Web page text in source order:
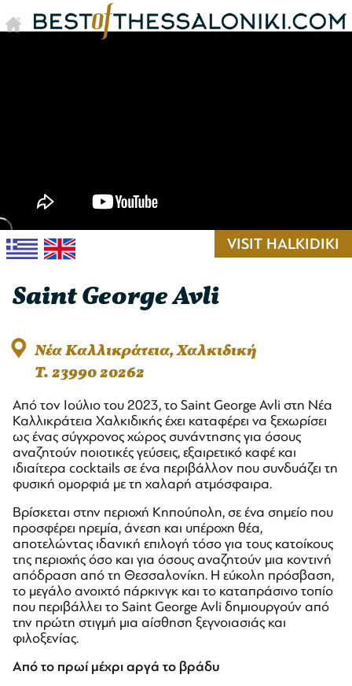
VISIT HALKIDIKI
Saint George Avli
Νέα Καλλικράτεια, Χαλκιδική
T. 23990 20262
Από τον Ιούλιο του 2023, το Saint George Avli στη Νέα
Καλλικράτεια Χαλκιδικής έχει καταφέρει να ξεχωρίσει
ως ένας σύγχρονος χώρος συνάντησης για όσους
αναζητούν ποιοτικές γεύσεις, εξαιρετικό καφέ και
ιδιαίτερα cocktails σε ένα περιβάλλον που συνδυάζει τη
φυσική ομορφιά με τη χαλαρή ατμόσφαιρα.
Βρίσκεται στην περιοχή Κηπούπολη, σε ένα σημείο που
προσφέρει ηρεμία, άνεση και υπέροχη θέα,
αποτελώντας ιδανική επιλογή τόσο για τους κατοίκους
της περιοχής όσο και για όσους αναζητούν μια κοντινή
απόδραση από τη Θεσσαλονίκη. Η εύκολη πρόσβαση,
το μεγάλο ανοιχτό πάρκινγκ και το καταπράσινο τοπίο
που περιβάλλει το Saint George Avli δημιουργούν από
την πρώτη στιγμή μια αίσθηση ξεγνοιασιάς και
φιλοξενίας.
Από το πρωί μέχρι αργά το βράδυ